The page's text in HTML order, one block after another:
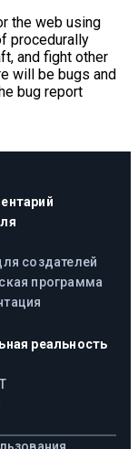
the web using
procedurally
and fight other
will be bugs and
bug report
создателей
программа
реальность